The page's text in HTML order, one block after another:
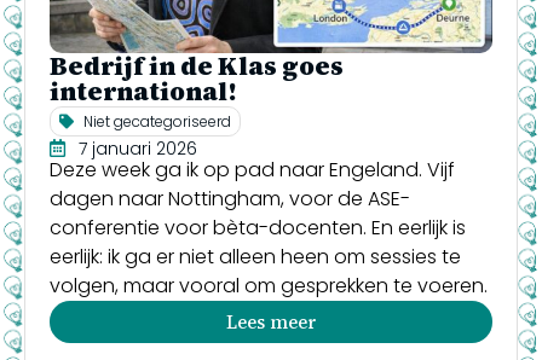
Bedrijf in de Klas goes
international!
Niet gecategoriseerd
7 januari 2026
Deze week ga ik op pad naar Engeland. Vijf
dagen naar Nottingham, voor de ASE-
conferentie voor bèta-docenten. En eerlijk is
eerlijk: ik ga er niet alleen heen om sessies te
volgen, maar vooral om gesprekken te voeren.
Lees meer